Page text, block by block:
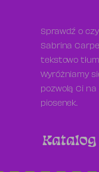
Sprawdź o
Sabrina
tekstowo
Wyróżniamy
pozwolą Ci
piosenek.